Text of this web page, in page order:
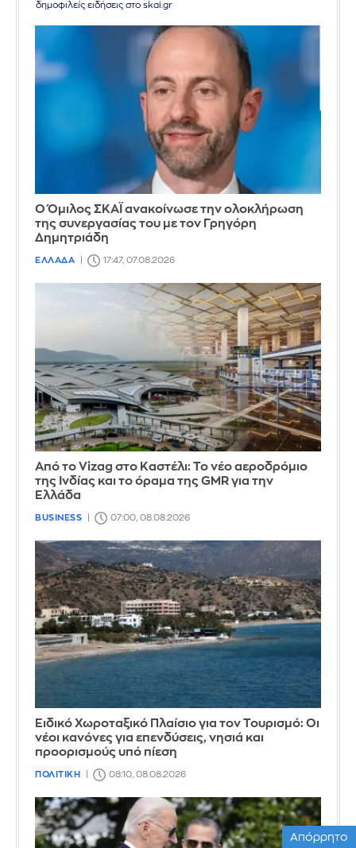
δημοφιλείς ειδήσεις στο skai.gr
Ο Όμιλος ΣΚΑΪ ανακοίνωσε την ολοκλήρωση
της συνεργασίας του με τον Γρηγόρη
Δημητριάδη
ΕΛΛΑΔΑ 17:47, 07.08.2026
Από το Vizag στο Καστέλι: Το νέο αεροδρόμιο
της Ινδίας και το όραμα της GMR για την
Ελλάδα
BUSINESS 07:00, 08.08.2026
Ειδικό Χωροταξικό Πλαίσιο για τον Τουρισμό: Οι
νέοι κανόνες για επενδύσεις, νησιά και
προορισμούς υπό πίεση
ΠΟΛΙΤΙΚΗ 08:10, 08.08.2026
Απόρρητο